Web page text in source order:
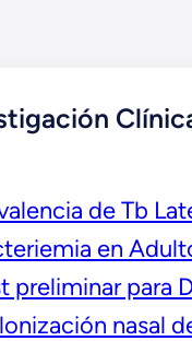
de Tb
en
preliminar para
nasal